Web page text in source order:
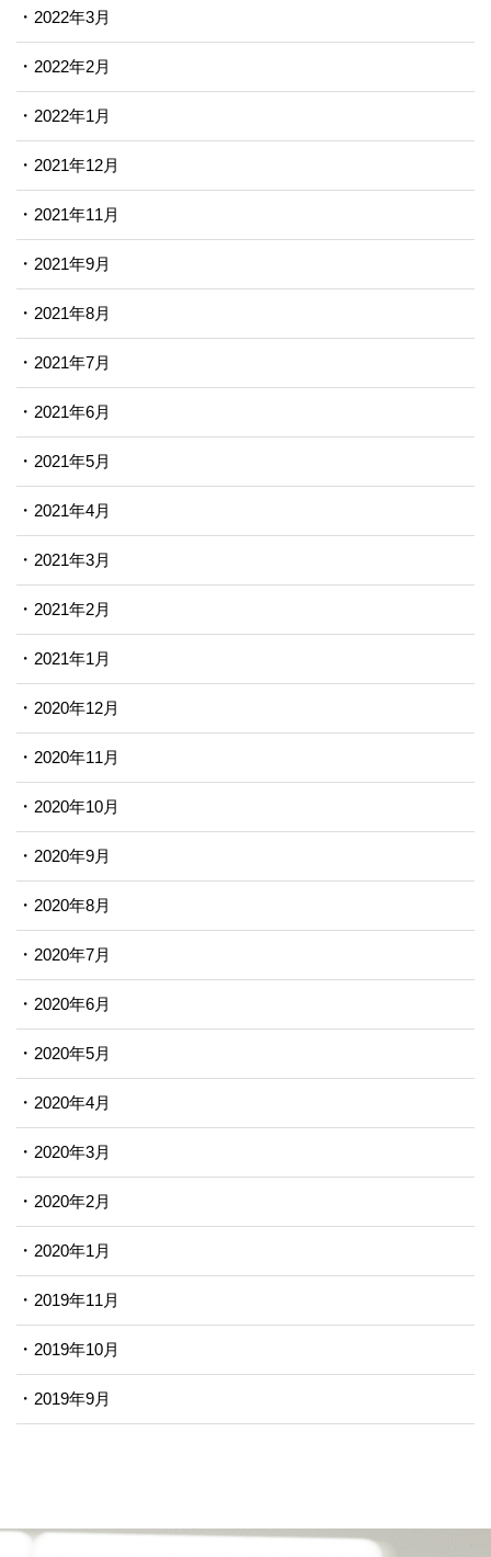
2022年3月
2022年2月
2022年1月
2021年12月
2021年11月
2021年9月
2021年8月
2021年7月
2021年6月
2021年5月
2021年4月
2021年3月
2021年2月
2021年1月
2020年12月
2020年11月
2020年10月
2020年9月
2020年8月
2020年7月
2020年6月
2020年5月
2020年4月
2020年3月
2020年2月
2020年1月
2019年11月
2019年10月
2019年9月